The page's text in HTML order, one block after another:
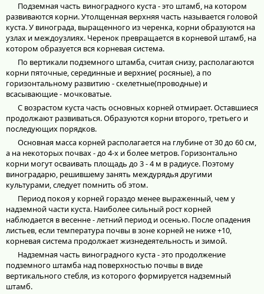
Подземная часть виноградного куста - это штамб, на котором
развиваются корни. Утолщенная верхняя часть называется головой
куста. У винограда, выращенного из черенка, корни образуются на
узлах и междоузлиях. Черенок превращается в корневой штамб, на
котором образуется вся корневая система.
По вертикали подземного штамба, считая снизу, располагаются
корни пяточные, серединные и верхние( росяные), а по
горизонтальному развитию - скелетные(проводные) и
всасывающие - мочковатые.
С возрастом куста часть основных корней отмирает. Оставшиеся
продолжают развиваться. Образуются корни второго, третьего и
последующих порядков.
Основная масса корней располагается на глубине от 30 до 60 см,
а на некоторых почвах - до 4-х и более метров. Горизонтально
корни могут осваивать площадь до 3 - 4 м в радиусе. Поэтому
виноградарю, решившему занять междурядья другими
культурами, следует помнить об этом.
Период покоя у корней гораздо менее выраженный, чем у
надземной части куста. Наиболее сильный рост корней
наблюдается в весенне - летний период и осенью. После опадения
листьев, если температура почвы в зоне корней не ниже +10,
корневая система продолжает жизнедеятельность и зимой.
Надземная часть виноградного куста - это продолжение
подземного штамба над поверхностью почвы в виде
вертикального стебля, из которого формируется надземный
штамб.